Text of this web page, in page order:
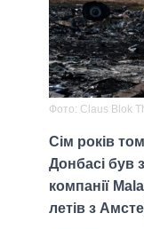
Фото: Claus Blok
Сім років
Донбасі був
компанії
летів з